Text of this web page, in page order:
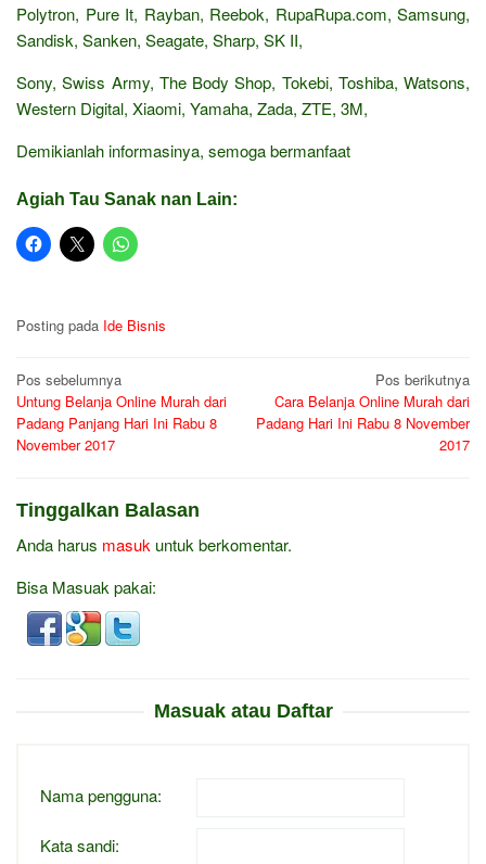
Polytron, Pure It, Rayban, Reebok, RupaRupa.com, Samsung,
Sandisk, Sanken, Seagate, Sharp, SK II,
Sony, Swiss Army, The Body Shop, Tokebi, Toshiba, Watsons,
Western Digital, Xiaomi, Yamaha, Zada, ZTE, 3M,
Demikianlah informasinya, semoga bermanfaat
Agiah Tau Sanak nan Lain:
Posting pada Ide Bisnis
Navigasi
pos
Pos sebelumnya
Untung Belanja Online Murah dari
Padang Panjang Hari Ini Rabu 8
November 2017
Pos berikutnya
Cara Belanja Online Murah dari
Padang Hari Ini Rabu 8 November
2017
Tinggalkan Balasan
Anda harus masuk untuk berkomentar.
Bisa Masuak pakai:
Masuak atau Daftar
Nama pengguna:
Kata sandi: